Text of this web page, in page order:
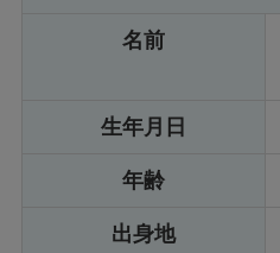
名前
生年月日
年齢
出身地